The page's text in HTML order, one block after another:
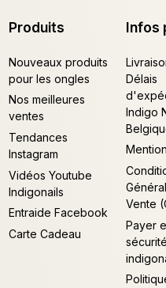
Produits
Nouveaux produits
pour les ongles
Nos meilleures
ventes
Tendances
Instagram
Vidéos Youtube
Indigonails
Entraide Facebook
Carte Cadeau
Infos
Délais
Indigo
Vente
Payer